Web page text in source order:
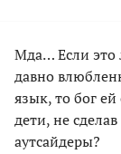
Мда… Если это
давно
язык, то бог
дети, не
аутсайдеры?